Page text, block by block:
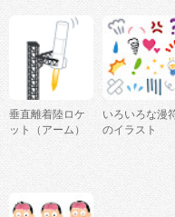
垂直離着陸ロケ
ット（アーム）
いろいろな漫
のイラスト